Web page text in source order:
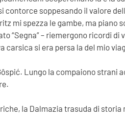
contorce soppesando il valore
mi spezza le gambe, ma piano
“Segna” – riemergono ricordi
carsica si era persa la del mio
Lungo la compaiono strani
la Dalmazia trasuda di